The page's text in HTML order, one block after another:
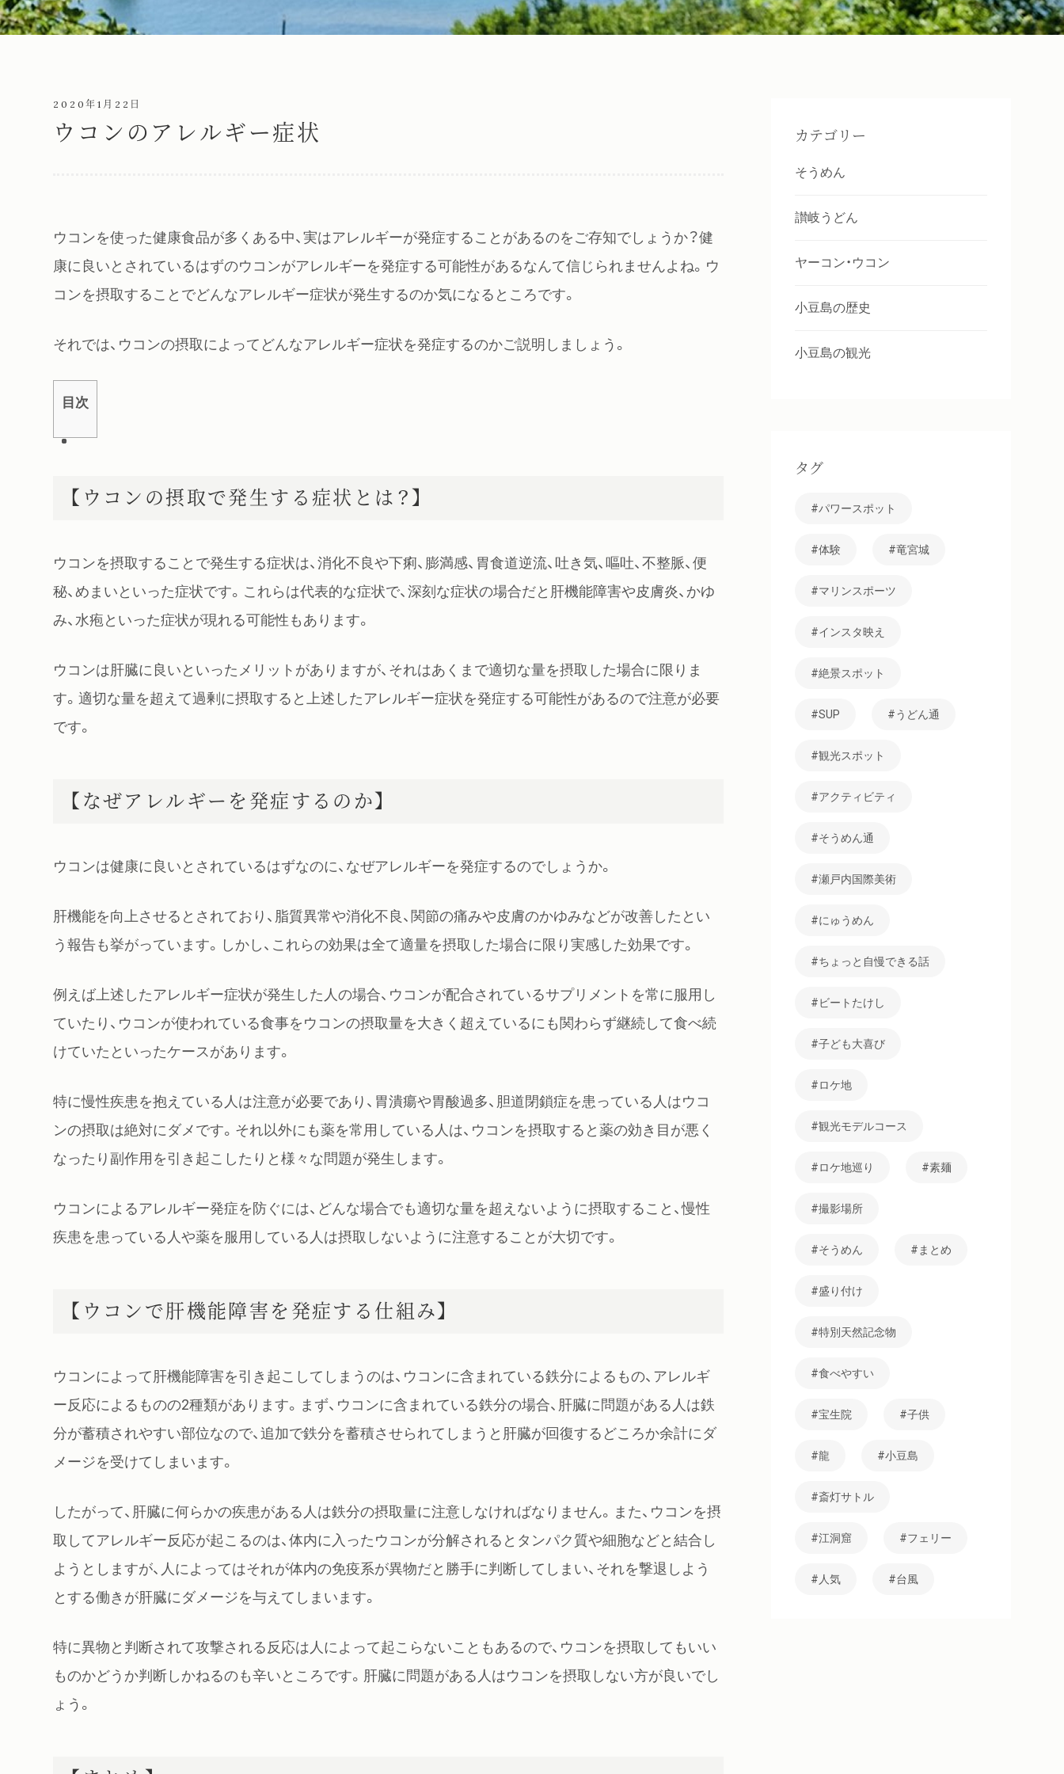
2020年1月22日
ウコンのアレルギー症状
ウコンを使った健康食品が多くある中、実はアレルギーが発症することがあるのをご存知でしょうか？健
康に良いとされているはずのウコンがアレルギーを発症する可能性があるなんて信じられませんよね。ウ
コンを摂取することでどんなアレルギー症状が発生するのか気になるところです。
それでは、ウコンの摂取によってどんなアレルギー症状を発症するのかご説明しましょう。
目次
【ウコンの摂取で発生する症状とは？】
ウコンを摂取することで発生する症状は、消化不良や下痢、膨満感、胃食道逆流、吐き気、嘔吐、不整脈、便
秘、めまいといった症状です。これらは代表的な症状で、深刻な症状の場合だと肝機能障害や皮膚炎、かゆ
み、水疱といった症状が現れる可能性もあります。
ウコンは肝臓に良いといったメリットがありますが、それはあくまで適切な量を摂取した場合に限りま
す。適切な量を超えて過剰に摂取すると上述したアレルギー症状を発症する可能性があるので注意が必要
です。
【なぜアレルギーを発症するのか】
ウコンは健康に良いとされているはずなのに、なぜアレルギーを発症するのでしょうか。
肝機能を向上させるとされており、脂質異常や消化不良、関節の痛みや皮膚のかゆみなどが改善したとい
う報告も挙がっています。しかし、これらの効果は全て適量を摂取した場合に限り実感した効果です。
例えば上述したアレルギー症状が発生した人の場合、ウコンが配合されているサプリメントを常に服用し
ていたり、ウコンが使われている食事をウコンの摂取量を大きく超えているにも関わらず継続して食べ続
けていたといったケースがあります。
特に慢性疾患を抱えている人は注意が必要であり、胃潰瘍や胃酸過多、胆道閉鎖症を患っている人はウコ
ンの摂取は絶対にダメです。それ以外にも薬を常用している人は、ウコンを摂取すると薬の効き目が悪く
なったり副作用を引き起こしたりと様々な問題が発生します。
ウコンによるアレルギー発症を防ぐには、どんな場合でも適切な量を超えないように摂取すること、慢性
疾患を患っている人や薬を服用している人は摂取しないように注意することが大切です。
【ウコンで肝機能障害を発症する仕組み】
ウコンによって肝機能障害を引き起こしてしまうのは、ウコンに含まれている鉄分によるもの、アレルギ
ー反応によるものの2種類があります。まず、ウコンに含まれている鉄分の場合、肝臓に問題がある人は鉄
分が蓄積されやすい部位なので、追加で鉄分を蓄積させられてしまうと肝臓が回復するどころか余計にダ
メージを受けてしまいます。
したがって、肝臓に何らかの疾患がある人は鉄分の摂取量に注意しなければなりません。また、ウコンを摂
取してアレルギー反応が起こるのは、体内に入ったウコンが分解されるとタンパク質や細胞などと結合し
ようとしますが、人によってはそれが体内の免疫系が異物だと勝手に判断してしまい、それを撃退しよう
とする働きが肝臓にダメージを与えてしまいます。
特に異物と判断されて攻撃される反応は人によって起こらないこともあるので、ウコンを摂取してもいい
ものかどうか判断しかねるのも辛いところです。肝臓に問題がある人はウコンを摂取しない方が良いでし
ょう。
カテゴリー
そうめん
讃岐うどん
ヤーコン・ウコン
小豆島の歴史
小豆島の観光
タグ
パワースポット
体験 竜宮城
マリンスポーツ
インスタ映え
絶景スポット
SUP うどん通
観光スポット
アクティビティ
そうめん通
瀬戸内国際美術
にゅうめん
ちょっと自慢できる話
ビートたけし
子ども大喜び
ロケ地
観光モデルコース
ロケ地巡り 素麺
撮影場所
そうめん まとめ
盛り付け
特別天然記念物
食べやすい
宝生院 子供
龍 小豆島
斎灯サトル
江洞窟 フェリー
人気 台風